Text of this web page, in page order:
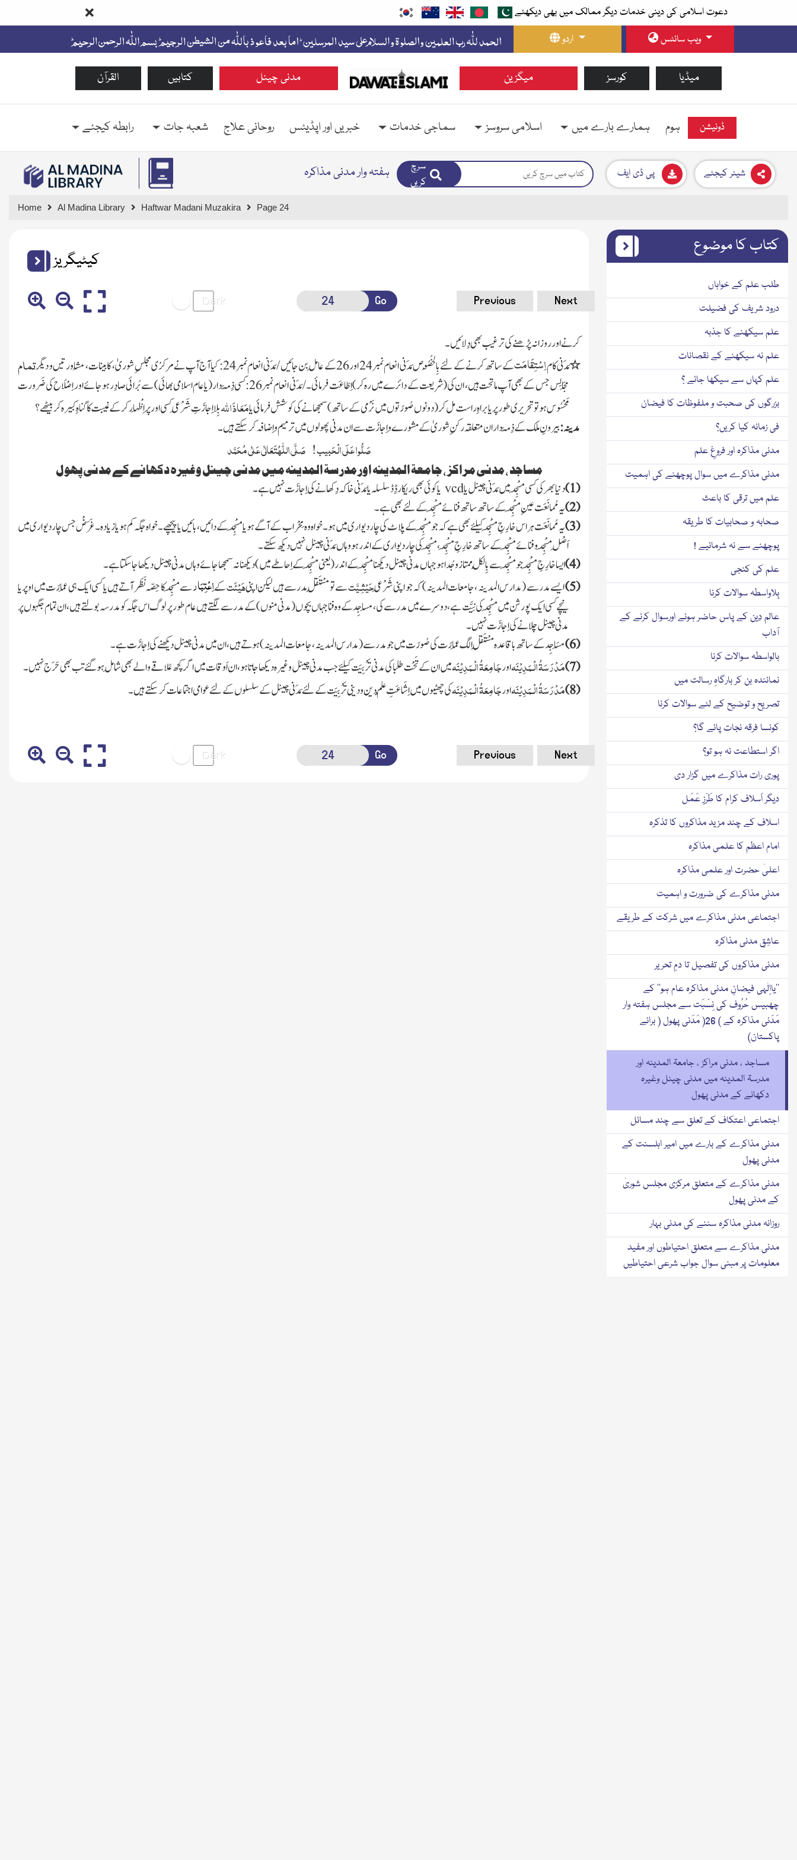
دعوت اسلامی کی دینی خدمات دیگر ممالک میں بھی دیکھئے
اردو
ویب سائٹس
القرآن کتابیں مدنی چینل میگزین کورسز میڈیا
ہوم ہمارے بارے میں اسلامی سروسز سماجی خدمات خبریں اور اپڈیٹس روحانی علاج شعبہ جات رابطہ کیجئے ڈونیشن
ہفتہ وار مدنی مذاکرہ
سرچ
کریں
پی ڈی ایف شیئر کیجئے
Home Al Madina Library Haftwar Madani Muzakira Page 24
کیٹیگریز
Go Previous Next
کرنے اور روزانہ پڑھنے کی ترغیب بھی دِلائیں۔
٭مَدَنی کاماِسْتِقَامَتکے ساتھ کرنے کے لئے بِالْخُصُوص مَدَنی انعام نمبر 24 اور 26 کے عامِل بن جائیں / مَدَنی انعام نمبر 24: کیا آج آپ نے مرکزی مجلسِ شوریٰ ، کابینات ، مُشاورتیں و دیگر تمام
مَجَالِسجس کے بھی آپ ماتحت ہیں ، ان کی( شریعت کے دائرے میں رہ کر)اِطَاعَت فرمائی۔/ مَدَنی انعام نمبر 26: کسی ذِمَّہ دار ( یا عام اسلامی بھائی)سے بُرائی صادِر ہو جائے اور اِصْلَاح کی ضَرورت
مَحْسُوس ہو تو تحریری طور پر یا براہِ راست مل کر( دونوں صُورَتوں میں نَرْمی کے ساتھ)سمجھانے کی کوشش فرمائی یامَعَاذَاللہبِلا اِجازَتِ شَرْعِی کسی اور پر اِظْہَار کر کے غیبت کا گناہِ کبیرہ کر بیٹھے ؟
مدینہ:بیرونِ ملک کے ذِمَّہ داران متعلقہ رکنِ شوریٰ کے مشورے و اِجازَت سے ان مدنی پھولوںمیں ترمیم و اِضافہ کر سکتے ہیں۔
صَلُّوا عَلَی الْحَبیب ! صَلَّیاللّٰہُتَعَالٰی عَلٰی مُحَمَّد
مساجد ، مدنی مراکز ، جامعۃ المدینہ اور مدرسۃ المدینہ میں مدنی چینل وغیرہ دکھانے کے مدنی پھول
(
1
)دنیا بھر کی کسیمَسْجِدمیںمَدَنیچینلیاvcd یا کوئی بھی ریکارڈِڈ سلسلہ یامَدَنیخاکہ دِکھانے کی اِجازَت نہیں ہے ۔
(
2
)یہ مُمانَعَت عینِمَسْجِدکے ساتھ ساتھ فنائےمَسْجِدکے لئے بھی ہے ۔
(
3
)یہ مُمانَعَت ہر اس خارِجِمَسْجِدکیلئے بھی ہے کہ جومَسْجِدکے پلاٹ کی چار دیواری میں ہو۔ خواہ وہ مِحْراب کے آگے ہو یامَسْجِدکے دائیں ، بائیں یا پیچھے ۔ خواہ جگہ کم ہو یا زیادہ۔ غَرَضْ جس چار دیواری میں
اَصْلِمَسْجِدو فنائےمَسْجِدکے ساتھ خارِجِمَسْجِد،مَسْجِدکی چار دیواری کے اندر ہو وہاںمَدَنیچینل نہیں دیکھ سکتے ۔
(
4
)ایسا خارِجِمَسْجِدجومَسْجِدسے بِالْکُل ممتاز و جُدا ہو جہاں مدنی چینل دیکھنامَسْجِدکے اندر( یعنیمَسْجِدکے اِحاطے میں)دیکھنا نہ سمجھا جائے وہاں مدنی چینل دیکھا جا سکتا ہے ۔
(
5
)ایسے مدرسے( مدارس المدینہ ، جامعات المدینہ)کہ جو اپنیشَرْعِیحَیْثِـیَّتسے تو مُسْتَقِل مدرسے ہیں لیکن اپنیھَیْئَتکےاِعْتِبَارسےمَسْجِدکا حِصّہ نَظَر آتے ہیں یا کسی ایک ہی عِمارَت میں اوپر یا
نیچے کسی ایک پورشن میںمَسْجِدکی نِیَّت ہے ، دوسرے میں مدرسے کی ، مَساجِد کے وہ فنا جہاں بچوں( مدنی منوں)کے مدرسے لگتے ہیں عام طور پر لوگ اس جگہ کو مدرسہ بولتے ہیں ، ان تمام جگہوں پر
مدنی چینل چلانے کی اِجازَت نہیں ۔
(
6
)مَسَاجِد کے ساتھ باقاعدہ مُسْتَقِل الگ عِمارَت کی صُورَت میں جو مدرسے( مدارس المدینہ ، جامعات المدینہ )ہوتے ہیں ، ان میں مدنی چینل دیکھنے کی اِجازَت ہے ۔
(
7
)مَدْرَسَةُ الْـمَدِیْنَهاورجَامِعَةُ الْـمَدِیْنَهمیں ان کےتَحْتطلبا کی مدنیتَرْبِیَتکیلئے جب مدنی چینل وغیرہ دیکھا جاتا ہو ، اناَوقاتمیں اگر کچھ عَلاقے والے بھی شامِل ہو گئے تب بھیحَرَجنہیں۔
(
8
)مَدْرَسَةُ الْـمَدِیْنَهاورجَامِعَةُ الْـمَدِیْنَهکی چھٹیوں میں اِشَاعَتِعِلْمِدین و دینیتَرْبِیَتکے لئےمَدَنیچینل کے سلسلوں کے لئے عوامی اجتماعات کر سکتے ہیں۔
Go Previous Next
کتاب کا موضوع
طلب علم کے خواہاں
درود شریف کی فضیلت
علم سیکھنے کا جذبہ
علم نہ سیکھنے کے نقصانات
علم کہاں سے سیکھا جائے ؟
بزرگوں کی صحبت و ملفوظات کا فیضان
فی زمانہ کیا کریں؟
مدنی مذاکرہ اور فروغِ علم
مدنی مذاکرے میں سوال پوچھنے کی اہمیت
علم میں ترقی کا باعث
صحابہ و صحابیات کا طریقہ
پوچھنے سے نہ شرمائیے !
علم کی کنجی
بِلاواسطہ سوالات کرنا
عالم دِین کے پاس حاضر ہونے اورسوال کرنے کے
آداب
بالواسطہ سوالات کرنا
نمائندہ بن کر بارگاہِ رسالت میں
تصریح و توضیح کے لئے سوالات کرنا
کونسا فرقہ نجات پائے گا؟
اگر استطاعت نہ ہو تو؟
پوری رات مذاکرے میں گزار دی
دیگر اَسلاف کرام کا طَرْزِ عَمَل
اسلاف کے چند مزید مذاکروں کا تذکرہ
امام اعظم کا علمی مذاکرہ
اعلیٰ حضرت اور علمی مذاکرہ
مدنی مذاکرے کی ضرورت و اہمیت
اجتماعی مدنی مذاکرے میں شرکت کے طریقے
عاشِقِ مدنی مذاکرہ
مدنی مذاکروں کی تفصیل تا دمِ تحریر
’’یااِلٰہی فیضانِ مدنی مذاکرہ عام ہو‘‘ کے
چھبیس حُرُوف کی نِسْبَت سے مجلس ہفتہ وار
مَدَنی مذاکرہ کے ) 26( مَدَنی پھول ( برائے
پاکستان)
مساجد ، مدنی مراکز ، جامعۃ المدینہ اور
مدرسۃ المدینہ میں مدنی چینل وغیرہ
دکھانے کے مدنی پھول
اجتماعی اعتکاف کے تعلق سے چند مسائل
مدنی مذاکرے کے بارے میں امیر اہلسنت کے
مدنی پھول
مدنی مذاکرے کے متعلق مرکزی مجلس شوریٰ
کے مدنی پھول
روزانہ مدنی مذاکرہ سننے کی مدنی بہار
مدنی مذاکرے سے متعلق احتیاطوں اور مفید
معلومات پر مبنی سوال جواب شرعی احتیاطیں